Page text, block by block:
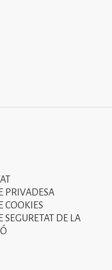
PRIVADESA
COOKIES
SEGURETAT DE LA